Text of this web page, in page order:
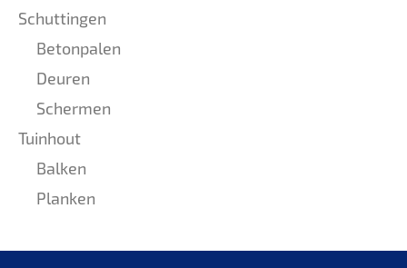
Schuttingen
Betonpalen
Deuren
Schermen
Tuinhout
Balken
Planken